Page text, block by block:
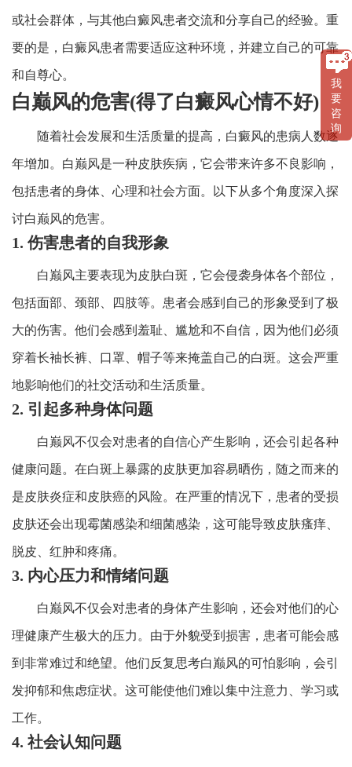
或社会群体，与其他白癜风患者交流和分享自己的经验。重
要的是，白癜风患者需要适应这种环境，并建立自己的可靠
和自尊心。
白巅风的危害(得了白癜风心情不好)
随着社会发展和生活质量的提高，白癜风的患病人数逐
年增加。白巅风是一种皮肤疾病，它会带来许多不良影响，
包括患者的身体、心理和社会方面。以下从多个角度深入探
讨白巅风的危害。
1. 伤害患者的自我形象
白巅风主要表现为皮肤白斑，它会侵袭身体各个部位，
包括面部、颈部、四肢等。患者会感到自己的形象受到了极
大的伤害。他们会感到羞耻、尴尬和不自信，因为他们必须
穿着长袖长裤、口罩、帽子等来掩盖自己的白斑。这会严重
地影响他们的社交活动和生活质量。
2. 引起多种身体问题
白巅风不仅会对患者的自信心产生影响，还会引起各种
健康问题。在白斑上暴露的皮肤更加容易晒伤，随之而来的
是皮肤炎症和皮肤癌的风险。在严重的情况下，患者的受损
皮肤还会出现霉菌感染和细菌感染，这可能导致皮肤瘙痒、
脱皮、红肿和疼痛。
3. 内心压力和情绪问题
白巅风不仅会对患者的身体产生影响，还会对他们的心
理健康产生极大的压力。由于外貌受到损害，患者可能会感
到非常难过和绝望。他们反复思考白巅风的可怕影响，会引
发抑郁和焦虑症状。这可能使他们难以集中注意力、学习或
工作。
4. 社会认知问题
我
要
咨
询